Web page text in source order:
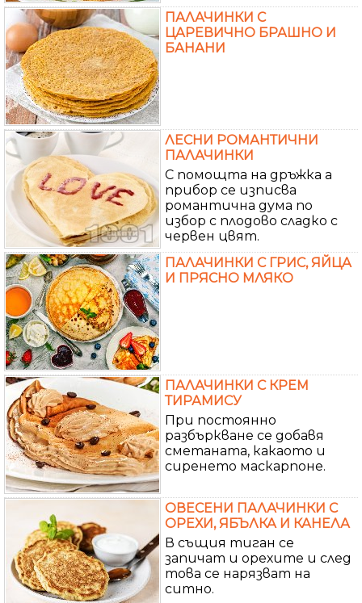
ПАЛАЧИНКИ С
ЦАРЕВИЧНО БРАШНО И
БАНАНИ
ЛЕСНИ РОМАНТИЧНИ
ПАЛАЧИНКИ
С помощта на дръжка а
прибор се изписва
романтична дума по
избор с плодово сладко с
червен цвят.
ПАЛАЧИНКИ С ГРИС, ЯЙЦА
И ПРЯСНО МЛЯКО
ПАЛАЧИНКИ С КРЕМ
ТИРАМИСУ
При постоянно
разбъркване се добавя
сметаната, какаото и
сиренето маскарпоне.
ОВЕСЕНИ ПАЛАЧИНКИ С
ОРЕХИ, ЯБЪЛКА И КАНЕЛА
В същия тиган се
запичат и орехите и след
това се нарязват на
ситно.